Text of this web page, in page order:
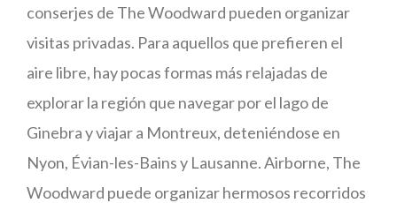
conserjes de The Woodward pueden organizar
visitas privadas. Para aquellos que prefieren el
aire libre, hay pocas formas más relajadas de
explorar la región que navegar por el lago de
Ginebra y viajar a Montreux, deteniéndose en
Nyon, Évian-les-Bains y Lausanne. Airborne, The
Woodward puede organizar hermosos recorridos